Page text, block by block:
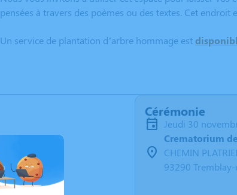
pensées à travers des poèmes ou des textes. Cet
Un service de plantation d’arbre hommage est
Cérémonie
jeudi 30
Crematorium
CHEMIN
93290